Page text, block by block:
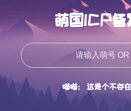
萌国ICP备
喵喵： 这是个不存在